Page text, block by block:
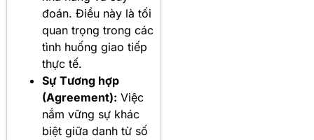
đoán. Điều này là tối
quan trọng trong các
tình huống giao tiếp
thực tế.
Sự Tương hợp
(Agreement): Việc
nắm vững sự khác
biệt giữa danh từ số